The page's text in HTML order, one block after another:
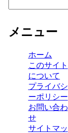
メニュー
ホーム
このサイト
について
プライバシ
ーポリシー
お問い合わ
せ
サイトマッ